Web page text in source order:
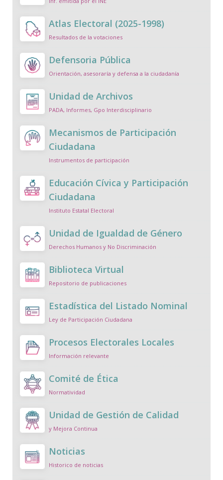
Atlas Electoral (2025-1998)
Resultados de la votaciones
Defensoria Pública
Orientación, asesoraría y defensa a la ciudadanía
Unidad de Archivos
PADA, Informes, Gpo Interdisciplinario
Mecanismos de Participación
Ciudadana
Instrumentos de participación
Educación Cívica y Participación
Ciudadana
Instituto Estatal Electoral
Unidad de Igualdad de Género
Derechos Humanos y No Discriminación
Biblioteca Virtual
Repositorio de publicaciones
Estadística del Listado Nominal
Ley de Participación Ciudadana
Procesos Electorales Locales
Información relevante
Comité de Ética
Normatividad
Unidad de Gestión de Calidad
y Mejora Continua
Noticias
Historico de noticias